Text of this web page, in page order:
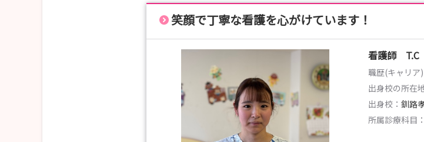
笑顔で丁寧な看護を心がけています！
看護師 T.C
職歴(キャリア)
出身校の所在
出身校： 釧路
所属診療科目：